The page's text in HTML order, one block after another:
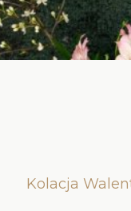
Kolacja